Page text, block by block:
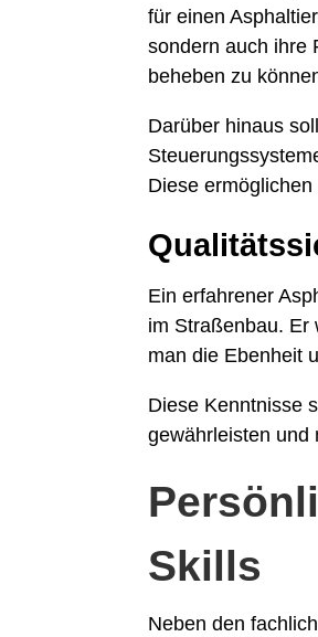
für einen
sondern auch ihre
beheben zu
Darüber hinaus
Diese
Ein erfahrener
im Straßenbau. Er
man die Ebenheit
Diese Kenntnisse
gewährleisten und
Skills
Neben den